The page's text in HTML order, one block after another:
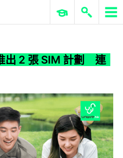
ERP 與商業 AI
出 2 張 SIM 計劃 連